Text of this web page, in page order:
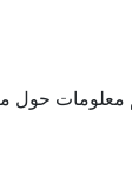
معلومات حول